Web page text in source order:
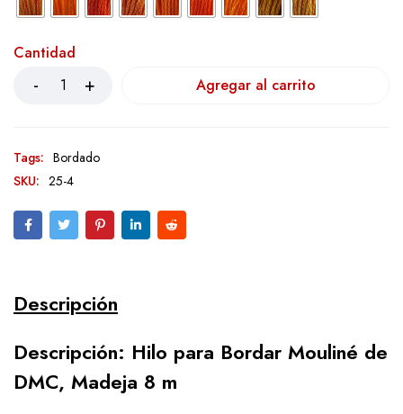
Cantidad
Agregar al carrito
Tags: Bordado
SKU: 25-4
Descripción
Descripción: Hilo para Bordar Mouliné de
DMC, Madeja 8 m